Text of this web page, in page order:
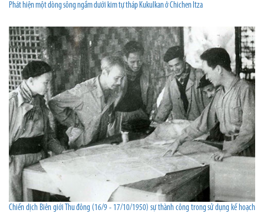
Phát hiện một dòng sông ngầm dưới kim tự tháp Kukulkan ở Chichen Itza
Chiến dịch Biên giới Thu đông (16/9 - 17/10/1950) sự thành công trong sử dụng kế hoạch